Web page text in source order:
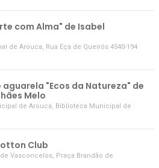
com Alma" de Isabel
de Arouca, Rua Eça de Queirós 4540-194
aguarela "Ecos da Natureza" de
Melo
de Arouca, Biblioteca Municipal de
Club
Vasconcelos, Praça Brandão de